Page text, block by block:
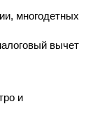
многодетных
вычет
и